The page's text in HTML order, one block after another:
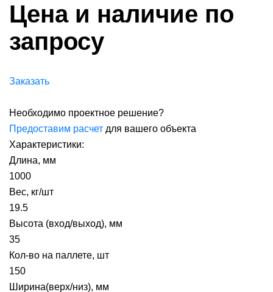
Цена и наличие по
запросу
Заказать
Необходимо проектное решение?
Предоставим расчет для вашего объекта
Характеристики:
Длина, мм
1000
Вес, кг/шт
19.5
Высота (вход/выход), мм
35
Кол-во на паллете, шт
150
Ширина(верх/низ), мм